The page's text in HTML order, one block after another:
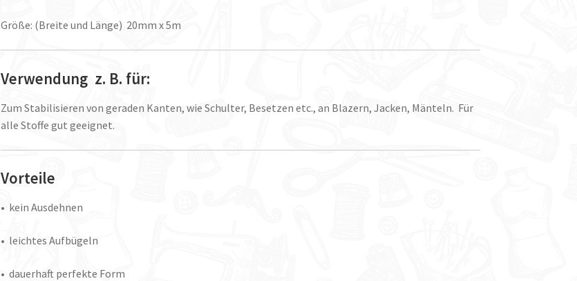
Größe: (Breite und Länge) 20mm x 5m
Verwendung z. B. für:
Zum Stabilisieren von geraden Kanten, wie Schulter, Besetzen etc., an Blazern, Jacken, Mänteln. Für
alle Stoffe gut geeignet.
Vorteile
• kein Ausdehnen
• leichtes Aufbügeln
• dauerhaft perfekte Form